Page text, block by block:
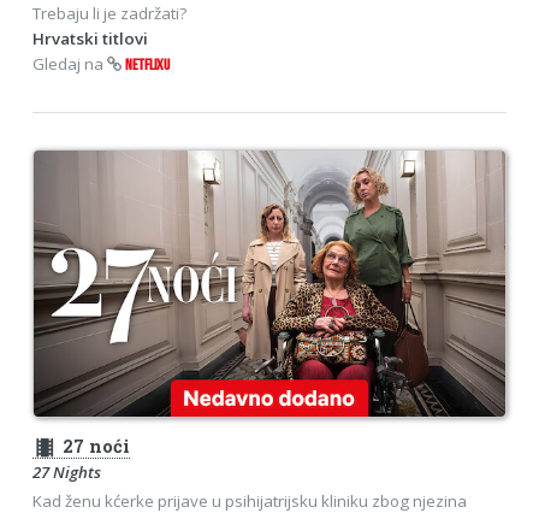
Trebaju li je zadržati?
Hrvatski titlovi
Gledaj na
NETFLIXU
theaters 27 noći
27 Nights
Kad ženu kćerke prijave u psihijatrijsku kliniku zbog njezina